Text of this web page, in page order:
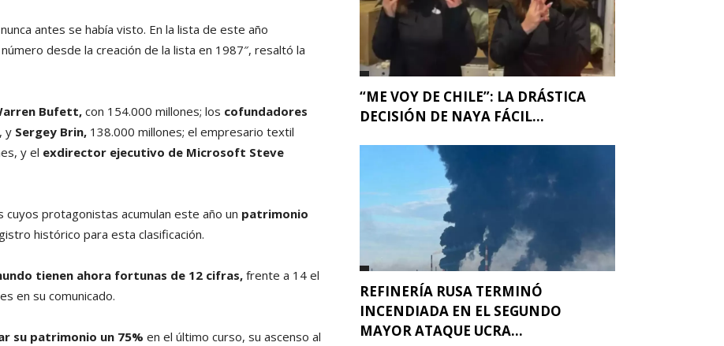
antes se había visto. En la lista de este año
desde la creación de la lista en 1987″, resaltó la
Bufett, con 154.000 millones; los cofundadores
y Sergey Brin, 138.000 millones; el empresario textil
y el exdirector ejecutivo de Microsoft Steve
protagonistas acumulan este año un patrimonio
histórico para esta clasificación.
tienen ahora fortunas de 12 cifras, frente a 14 el
en su comunicado.
su patrimonio un 75% en el último curso, su ascenso al
“ME VOY DE CHILE”: LA DRÁSTICA
DECISIÓN DE NAYA FÁCIL...
REFINERÍA RUSA TERMINÓ
INCENDIADA EN EL SEGUNDO
MAYOR ATAQUE UCRA...